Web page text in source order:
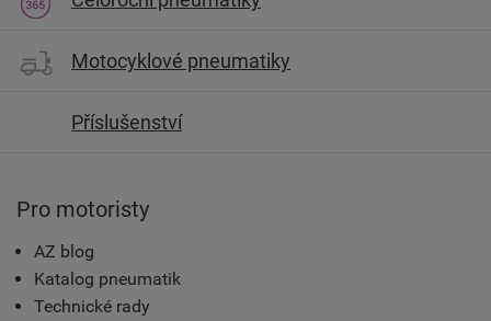
Motocyklové pneumatiky
Příslušenství
Pro motoristy
AZ blog
Katalog pneumatik
Technické rady